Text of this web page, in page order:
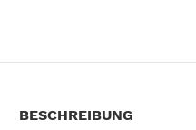
BESCHREIBUNG